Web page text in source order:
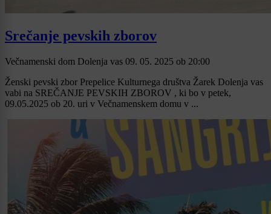
Srečanje pevskih zborov
Večnamenski dom Dolenja vas 09. 05. 2025 ob 20:00
Ženski pevski zbor Prepelice Kulturnega društva Žarek Dolenja vas
vabi na SREČANJE PEVSKIH ZBOROV , ki bo v petek,
09.05.2025 ob 20. uri v Večnamenskem domu v ...